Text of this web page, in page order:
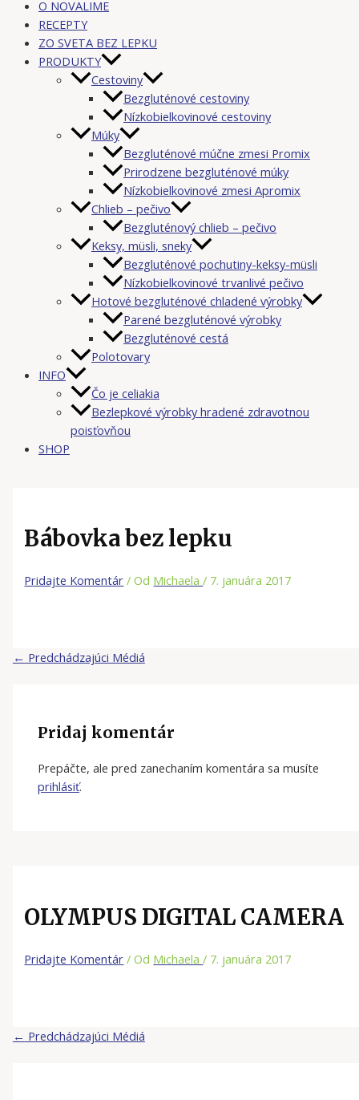
O NOVALIME
RECEPTY
ZO SVETA BEZ LEPKU
PRODUKTY
Cestoviny
Bezgluténové cestoviny
Nízkobielkovinové cestoviny
Múky
Bezgluténové múčne zmesi Promix
Prirodzene bezgluténové múky
Nízkobielkovinové zmesi Apromix
Chlieb – pečivo
Bezgluténový chlieb – pečivo
Keksy, müsli, sneky
Bezgluténové pochutiny-keksy-müsli
Nízkobielkovinové trvanlivé pečivo
Hotové bezgluténové chladené výrobky
Parené bezgluténové výrobky
Bezgluténové cestá
Polotovary
INFO
Čo je celiakia
Bezlepkové výrobky hradené zdravotnou
poisťovňou
SHOP
Bábovka bez lepku
Pridajte Komentár / Od Michaela/ 7. januára 2017
← Predchádzajúci Médiá
Pridaj komentár
Prepáčte, ale pred zanechaním komentára sa musíte
prihlásiť.
OLYMPUS DIGITAL CAMERA
Pridajte Komentár / Od Michaela/ 7. januára 2017
← Predchádzajúci Médiá